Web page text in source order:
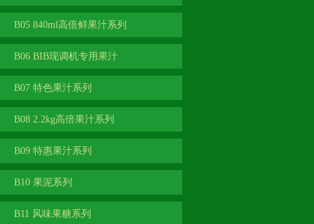
B05 840ml高倍鲜果汁系列
B06 BIB现调机专用果汁
B07 特色果汁系列
B08 2.2kg高倍果汁系列
B09 特惠果汁系列
B10 果泥系列
B11 风味果糖系列